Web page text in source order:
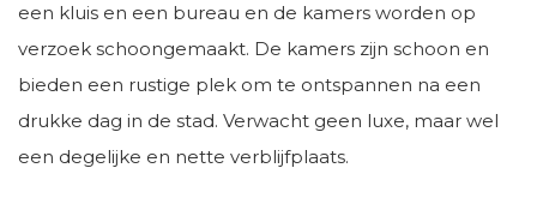
een kluis en een bureau en de kamers worden op
verzoek schoongemaakt. De kamers zijn schoon en
bieden een rustige plek om te ontspannen na een
drukke dag in de stad. Verwacht geen luxe, maar wel
een degelijke en nette verblijfplaats.